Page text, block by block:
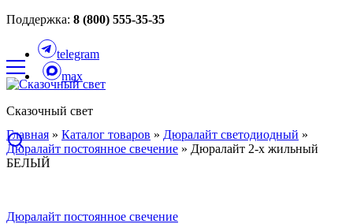
Поддержка: 8 (800) 555-35-35
telegram
max
Сказочный свет
Главная » Каталог товаров » Дюралайт светодиодный »
Дюралайт постоянное свечение » Дюралайт 2-х жильный
БЕЛЫЙ
Дюралайт постоянное свечение